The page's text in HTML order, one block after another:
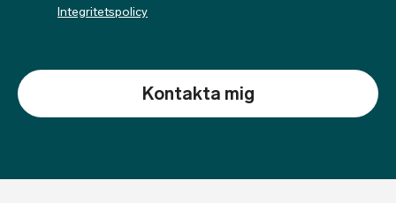
Integritetspolicy